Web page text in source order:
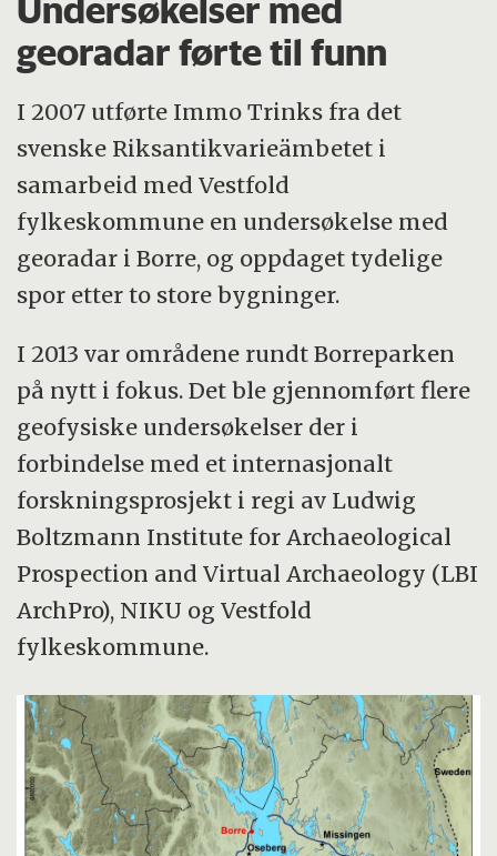
Undersøkelser med
georadar førte til funn
I 2007 utførte Immo Trinks fra det
svenske Riksantikvarieämbetet i
samarbeid med Vestfold
fylkeskommune en undersøkelse med
georadar i Borre, og oppdaget tydelige
spor etter to store bygninger.
I 2013 var områdene rundt Borreparken
på nytt i fokus. Det ble gjennomført flere
geofysiske undersøkelser der i
forbindelse med et internasjonalt
forskningsprosjekt i regi av Ludwig
Boltzmann Institute for Archaeological
Prospection and Virtual Archaeology (LBI
ArchPro), NIKU og Vestfold
fylkeskommune.